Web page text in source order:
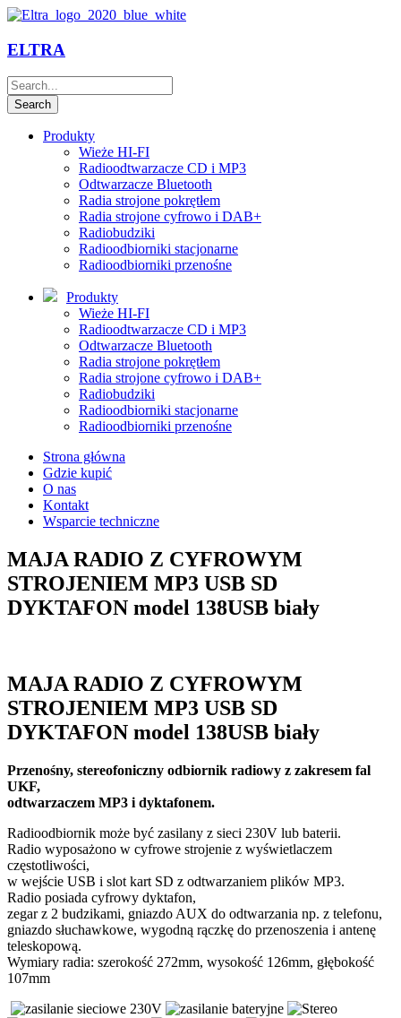
ELTRA
Produkty
Wieże HI-FI
Radioodtwarzacze CD i MP3
Odtwarzacze Bluetooth
Radia strojone pokrętłem
Radia strojone cyfrowo i DAB+
Radiobudziki
Radioodbiorniki stacjonarne
Radioodbiorniki przenośne
Produkty
Wieże HI-FI
Radioodtwarzacze CD i MP3
Odtwarzacze Bluetooth
Radia strojone pokrętłem
Radia strojone cyfrowo i DAB+
Radiobudziki
Radioodbiorniki stacjonarne
Radioodbiorniki przenośne
Strona główna
Gdzie kupić
O nas
Kontakt
Wsparcie techniczne
MAJA RADIO Z CYFROWYM
STROJENIEM MP3 USB SD
DYKTAFON model 138USB biały
MAJA RADIO Z CYFROWYM
STROJENIEM MP3 USB SD
DYKTAFON model 138USB biały
Przenośny, stereofoniczny odbiornik radiowy z zakresem fal
UKF,
odtwarzaczem MP3 i dyktafonem.
Radioodbiornik może być zasilany z sieci 230V lub baterii.
Radio wyposażono w cyfrowe strojenie z wyświetlaczem
częstotliwości,
w wejście USB i slot kart SD z odtwarzaniem plików MP3.
Radio posiada cyfrowy dyktafon,
zegar z 2 budzikami, gniazdo AUX do odtwarzania np. z telefonu,
gniazdo słuchawkowe, wygodną rączkę do przenoszenia i antenę
teleskopową.
Wymiary radia: szerokość 272mm, wysokość 126mm, głębokość
107mm